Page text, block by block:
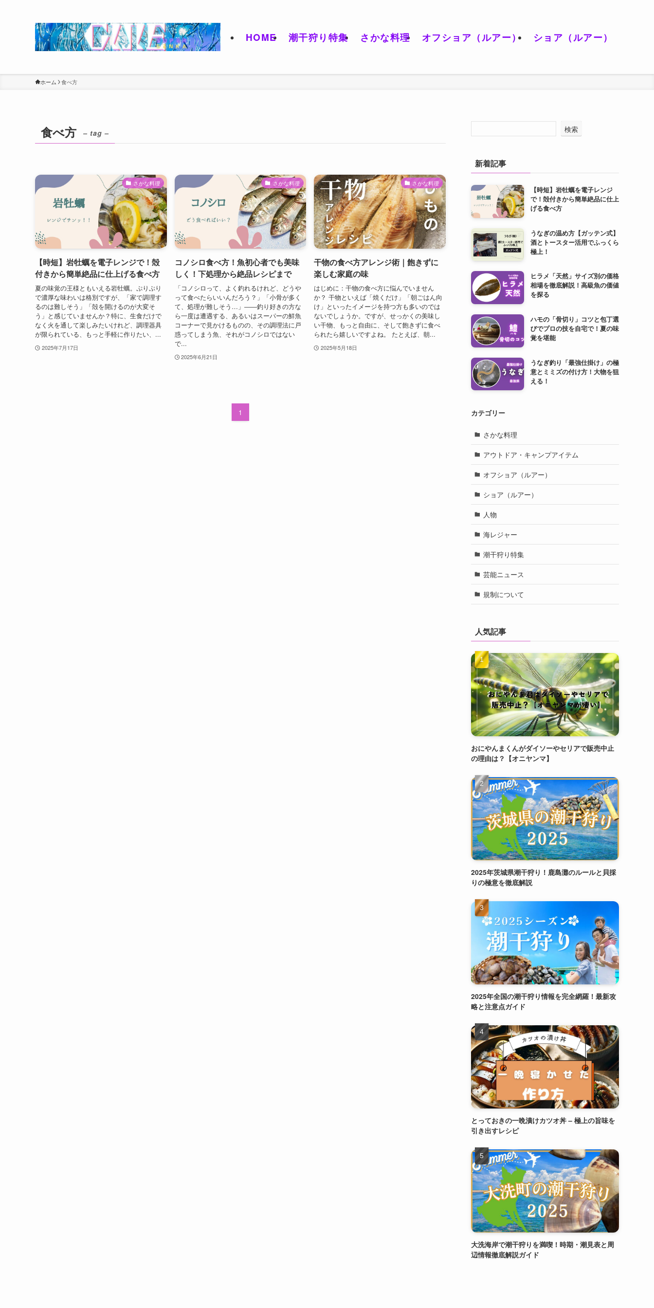
HOME 潮干狩り特集 さかな料理 オフショア（ルアー） ショア（ルアー）
ホーム 食べ方
食べ方 – tag –
さかな料理
【時短】岩牡蠣を電子レンジで！殻
付きから簡単絶品に仕上げる食べ方
夏の味覚の王様ともいえる岩牡蠣。ぷりぷり
で濃厚な味わいは格別ですが、「家で調理す
るのは難しそう」「殻を開けるのが大変そ
う」と感じていませんか？特に、生食だけで
なく火を通して楽しみたいけれど、調理器具
が限られている、もっと手軽に作りたい、...
2025年7月17日
さかな料理
コノシロ食べ方！魚初心者でも美味
しく！下処理から絶品レシピまで
「コノシロって、よく釣れるけれど、どうや
って食べたらいいんだろう？」「小骨が多く
て、処理が難しそう…」――釣り好きの方な
ら一度は遭遇する、あるいはスーパーの鮮魚
コーナーで見かけるものの、その調理法に戸
惑ってしまう魚、それがコノシロではない
で...
2025年6月21日
さかな料理
干物の食べ方アレンジ術｜飽きずに
楽しむ家庭の味
はじめに：干物の食べ方に悩んでいません
か？ 干物といえば「焼くだけ」「朝ごはん向
け」といったイメージを持つ方も多いのでは
ないでしょうか。ですが、せっかくの美味し
い干物、もっと自由に、そして飽きずに食べ
られたら嬉しいですよね。 たとえば、朝...
2025年5月18日
1
検索
新着記事
【時短】岩牡蠣を電子レンジ
で！殻付きから簡単絶品に仕上
げる食べ方
うなぎの温め方【ガッテン式】
酒とトースター活用でふっくら
極上！
ヒラメ「天然」サイズ別の価格
相場を徹底解説！高級魚の価値
を探る
ハモの「骨切り」コツと包丁選
びでプロの技を自宅で！夏の味
覚を堪能
うなぎ釣り「最強仕掛け」の極
意とミミズの付け方！大物を狙
える！
カテゴリー
さかな料理
アウトドア・キャンプアイテム
オフショア（ルアー）
ショア（ルアー）
人物
海レジャー
潮干狩り特集
芸能ニュース
規制について
人気記事
おにやんまくんがダイソーやセリアで販売中止
の理由は？【オニヤンマ】
2025年茨城県潮干狩り！鹿島灘のルールと貝採
りの極意を徹底解説
2025年全国の潮干狩り情報を完全網羅！最新攻
略と注意点ガイド
とっておきの一晩漬けカツオ丼 – 極上の旨味を
引き出すレシピ
大洗海岸で潮干狩りを満喫！時期・潮見表と周
辺情報徹底解説ガイド